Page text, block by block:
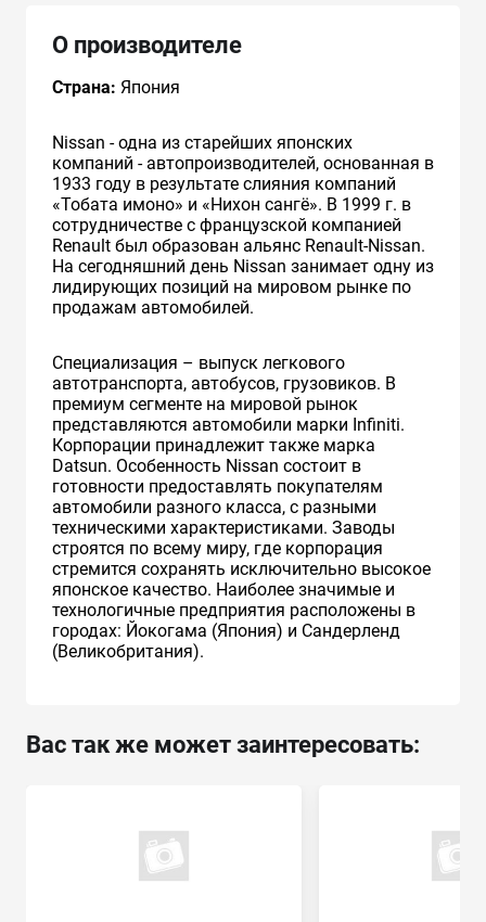
О производителе
Страна: Япония
Nissan - одна из старейших японских
компаний - автопроизводителей, основанная в
1933 году в результате слияния компаний
«Тобата имоно» и «Нихон сангё». В 1999 г. в
сотрудничестве с французcкой компанией
Renault был образован альянс Renault-Nissan.
На сегодняшний день Nissan занимает одну из
лидирующих позиций на мировом рынке по
продажам автомобилей.
Специализация – выпуск легкового
автотранспорта, автобусов, грузовиков. В
премиум сегменте на мировой рынок
представляются автомобили марки Infiniti.
Корпорации принадлежит также марка
Datsun. Особенность Nissan состоит в
готовности предоставлять покупателям
автомобили разного класса, с разными
техническими характеристиками. Заводы
строятся по всему миру, где корпорация
стремится сохранять исключительно высокое
японское качество. Наиболее значимые и
технологичные предприятия расположены в
городах: Йокогама (Япония) и Сандерленд
(Великобритания).
Вас так же может заинтересовать: